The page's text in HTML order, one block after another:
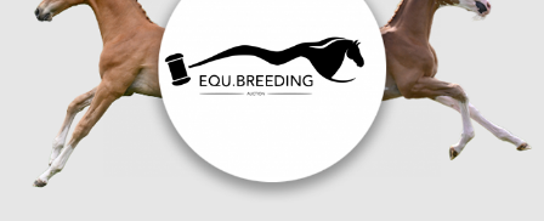
de Paarden gazet
€5,50/maand
€55,00/
jaar